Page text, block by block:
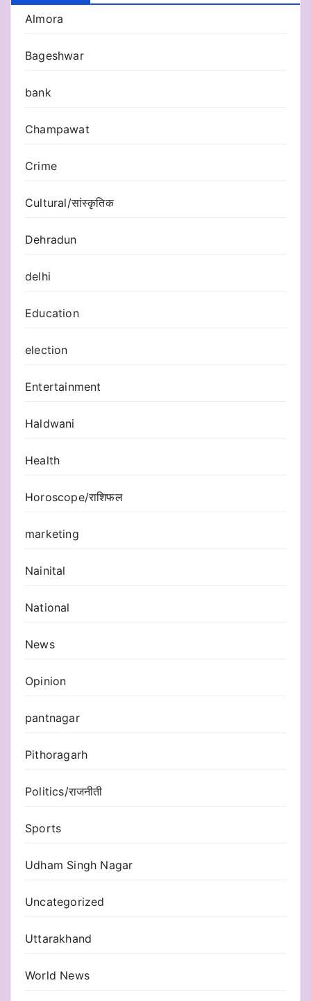
Almora
Bageshwar
bank
Champawat
Crime
Cultural/सांस्कृतिक
Dehradun
delhi
Education
election
Entertainment
Haldwani
Health
Horoscope/राशिफल
marketing
Nainital
National
News
Opinion
pantnagar
Pithoragarh
Politics/राजनीती
Sports
Udham Singh Nagar
Uncategorized
Uttarakhand
World News